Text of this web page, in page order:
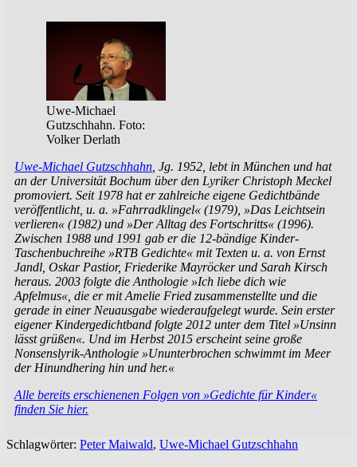
Uwe-Michael
Gutzschhahn. Foto:
Volker Derlath
Uwe-Michael Gutzschhahn , Jg. 1952, lebt in München und hat
an der Universität Bochum über den Lyriker Christoph Meckel
promoviert. Seit 1978 hat er zahlreiche eigene Gedichtbände
veröffentlicht, u. a. »Fahrradklingel« (1979), »Das Leichtsein
verlieren« (1982) und »Der Alltag des Fortschritts« (1996).
Zwischen 1988 und 1991 gab er die 12-bändige Kinder-
Taschenbuchreihe »RTB Gedichte« mit Texten u. a. von Ernst
Jandl, Oskar Pastior, Friederike Mayröcker und Sarah Kirsch
heraus. 2003 folgte die Anthologie »Ich liebe dich wie
Apfelmus«, die er mit Amelie Fried zusammenstellte und die
gerade in einer Neuausgabe wiederaufgelegt wurde. Sein erster
eigener Kindergedichtband folgte 2012 unter dem Titel »Unsinn
lässt grüßen«. Und im Herbst 2015 erscheint seine große
Nonsenslyrik-Anthologie »Ununterbrochen schwimmt im Meer
der Hinundhering hin und her.«
Alle bereits erschienenen Folgen von »Gedichte für Kinder«
finden Sie hier.
Schlagwörter: Peter Maiwald, Uwe-Michael Gutzschhahn